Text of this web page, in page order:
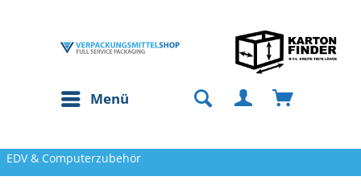
Menü
EDV & Computerzubehör